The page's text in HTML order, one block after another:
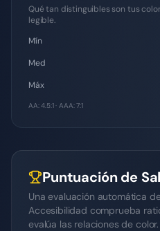
Qué tan distinguibles son tus
legible.
Mín
Med
Máx
AA: 4.5:1 · AAA: 7:1
Puntuación de
Una evaluación automática
Accesibilidad comprueba
evalúa las relaciones de